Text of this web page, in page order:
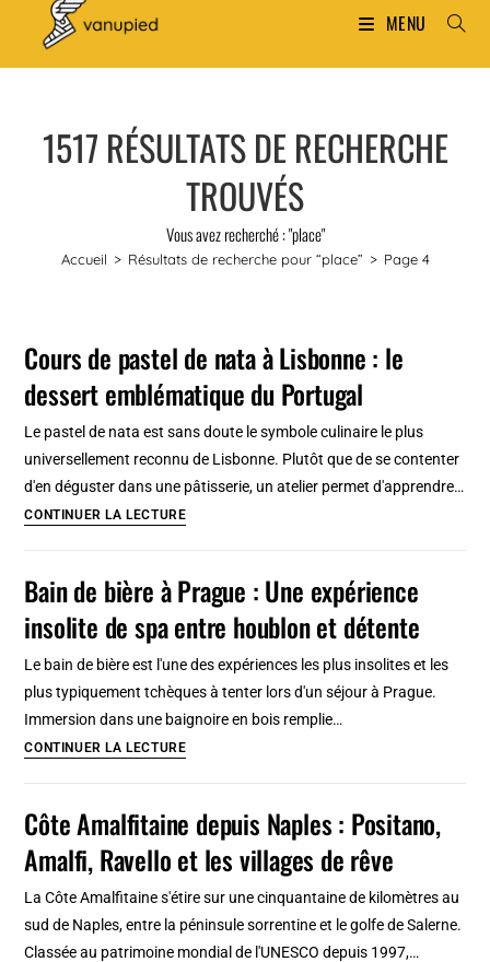
MENU
1517 RÉSULTATS DE RECHERCHE
TROUVÉS
Vous avez recherché : "place"
Accueil > Résultats de recherche pour“place” > Page 4
Cours de pastel de nata à Lisbonne : le
dessert emblématique du Portugal
Le pastel de nata est sans doute le symbole culinaire le plus
universellement reconnu de Lisbonne. Plutôt que de se contenter
d'en déguster dans une pâtisserie, un atelier permet d'apprendre…
CONTINUER LA LECTURECours
de
nata
Lisbonne
le
dessert
du
Portugal
Bain de bière à Prague : Une expérience
insolite de spa entre houblon et détente
Le bain de bière est l'une des expériences les plus insolites et les
plus typiquement tchèques à tenter lors d'un séjour à Prague.
Immersion dans une baignoire en bois remplie…
CONTINUER LA LECTUREBain
à
Prague
Côte Amalfitaine depuis Naples : Positano,
Amalfi, Ravello et les villages de rêve
La Côte Amalfitaine s'étire sur une cinquantaine de kilomètres au
sud de Naples, entre la péninsule sorrentine et le golfe de Salerne.
Classée au patrimoine mondial de l'UNESCO depuis 1997,…